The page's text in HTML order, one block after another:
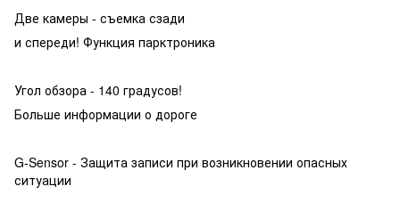
Две камеры - съемка сзади
и спереди! Функция парктроника
Угол обзора - 140 градусов!
Больше информации о дороге
G-Sensor - Защита записи при возникновении опасных
ситуации